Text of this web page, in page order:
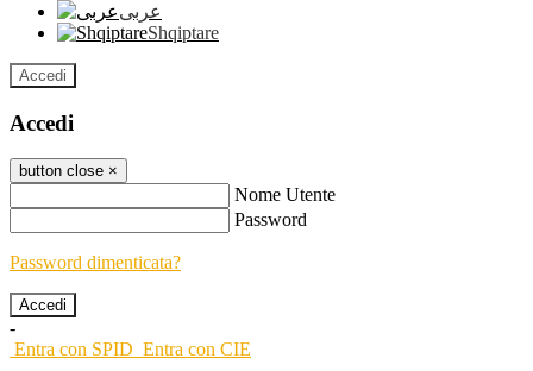
عربى
Shqiptare
Accedi
Accedi
button close ×
Nome Utente
Password
Password dimenticata?
-
Entra con SPID Entra con CIE